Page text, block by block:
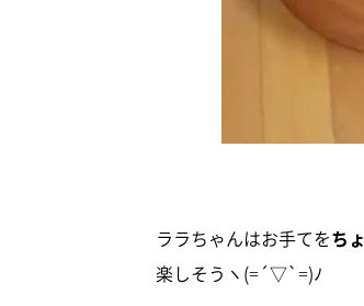
ララちゃんはお手てをち
楽しそうヽ(=´▽`=)ﾉ